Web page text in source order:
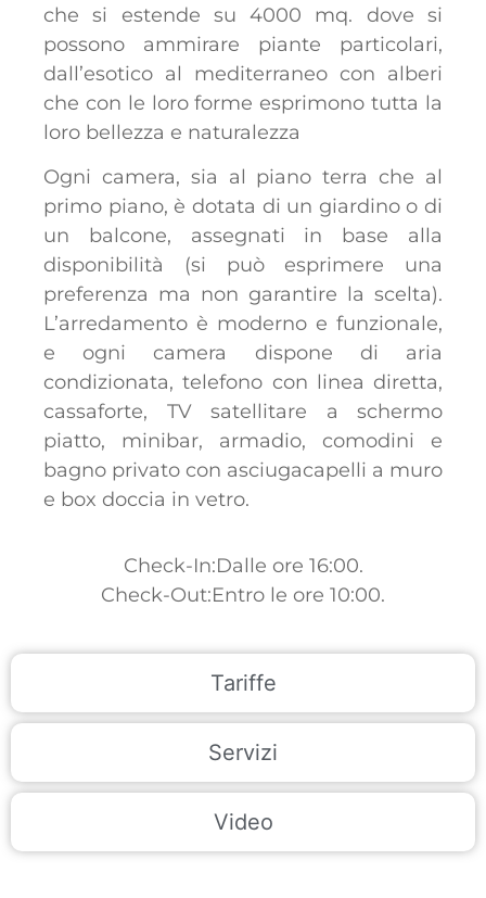
Tariffe
Servizi
Video
che si estende su 4000 mq. dove si
possono ammirare piante particolari,
dall’esotico al mediterraneo con alberi
che con le loro forme esprimono tutta la
loro bellezza e naturalezza
Ogni camera, sia al piano terra che al
primo piano, è dotata di un giardino o di
un balcone, assegnati in base alla
disponibilità (si può esprimere una
preferenza ma non garantire la scelta).
L’arredamento è moderno e funzionale,
e ogni camera dispone di aria
condizionata, telefono con linea diretta,
cassaforte, TV satellitare a schermo
piatto, minibar, armadio, comodini e
bagno privato con asciugacapelli a muro
e box doccia in vetro.
Check-In:Dalle ore 16:00.
Check-Out:Entro le ore 10:00.